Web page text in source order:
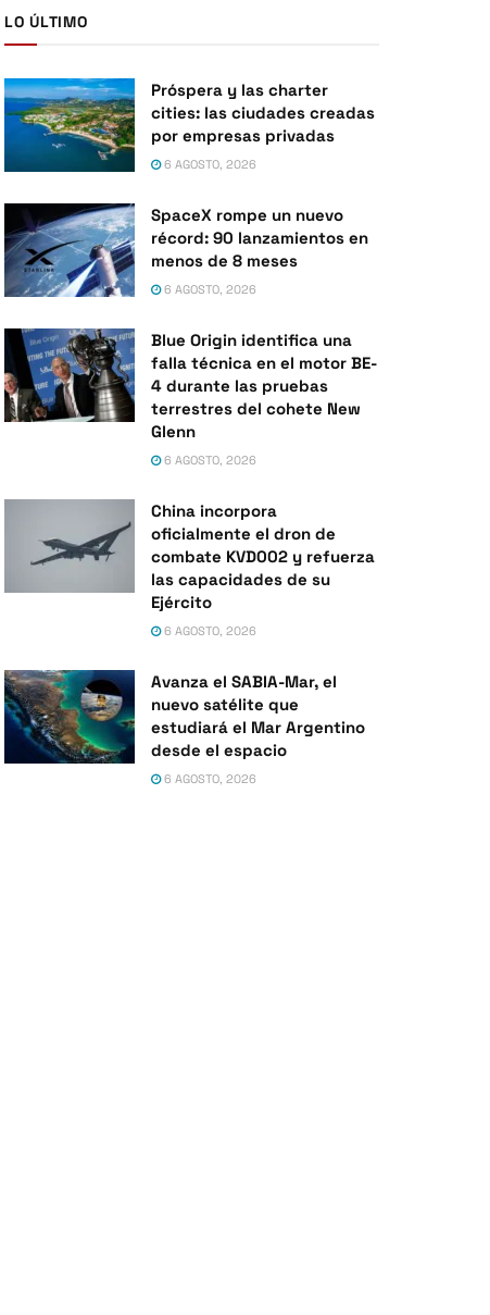
LO ÚLTIMO
Próspera y las charter
cities: las ciudades creadas
por empresas privadas
6 AGOSTO, 2026
SpaceX rompe un nuevo
récord: 90 lanzamientos en
menos de 8 meses
6 AGOSTO, 2026
Blue Origin identifica una
falla técnica en el motor BE-
4 durante las pruebas
terrestres del cohete New
Glenn
6 AGOSTO, 2026
China incorpora
oficialmente el dron de
combate KVD002 y refuerza
las capacidades de su
Ejército
6 AGOSTO, 2026
Avanza el SABIA-Mar, el
nuevo satélite que
estudiará el Mar Argentino
desde el espacio
6 AGOSTO, 2026